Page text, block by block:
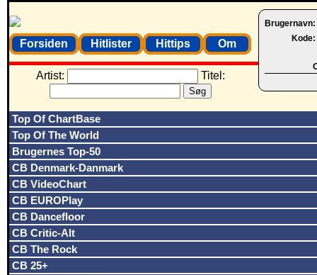
Brugernavn:
Kode:
Forsiden Hitlister Hittips Om
Artist: Titel:
Top Of ChartBase
Top Of The World
Brugernes Top-50
CB Denmark-Danmark
CB VideoChart
CB EUROPlay
CB Dancefloor
CB Critic-Alt
CB The Rock
CB 25+